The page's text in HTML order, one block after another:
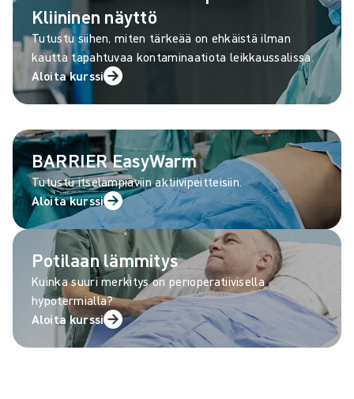
Kliininen näyttö
Tutustu siihen, miten tärkeää on ehkäistä ilman
kautta tapahtuvaa kontaminaatiota leikkaussalissa.
Aloita kurssi
BARRIER EasyWarm
Tutustu itselämpiäviin aktiivipeitteisiin.
Aloita kurssi
Potilaan lämmitys
Kuinka suuri merkitys on perioperatiivisella
hypotermialla?
Aloita kurssi